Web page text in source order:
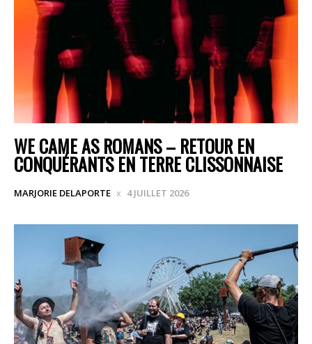
WE CAME AS ROMANS – RETOUR EN
CONQUÉRANTS EN TERRE CLISSONNAISE
MARJORIE DELAPORTE 4 JUILLET 2026